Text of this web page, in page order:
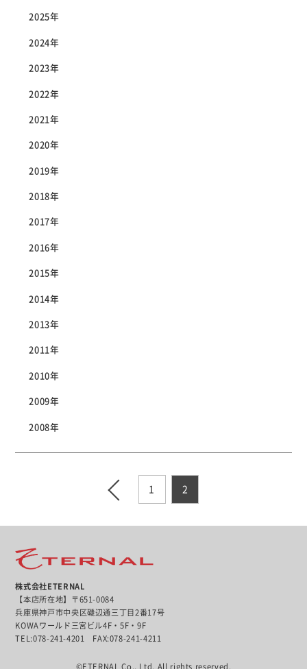
2025年
2024年
2023年
2022年
2021年
2020年
2019年
2018年
2017年
2016年
2015年
2014年
2013年
2011年
2010年
2009年
2008年
1 2
株式会社ETERNAL
【本店所在地】〒651-0084
兵庫県神戸市中央区磯辺通三丁目2番17号
KOWAワールド三宮ビル4F・5F・9F
TEL:078-241-4201 FAX:078-241-4211
©ETERNAL Co., Ltd. All rights reserved.